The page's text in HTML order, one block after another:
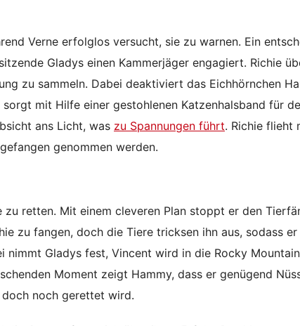
Verne erfolglos versucht, sie zu warnen. Ein
Gladys einen Kammerjäger engagiert. Richie
zu sammeln. Dabei deaktiviert das Eichhörnchen
mit Hilfe einer gestohlenen Katzenhalsband für
ans Licht, was zu Spannungen führt. Richie flieht
genommen werden.
zu retten. Mit einem cleveren Plan stoppt er den
zu fangen, doch die Tiere tricksen ihn aus, sodass
nimmt Gladys fest, Vincent wird in die Rocky
Moment zeigt Hammy, dass er genügend
noch gerettet wird.